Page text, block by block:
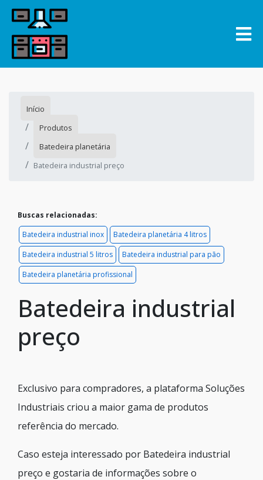
Início
Produtos
Batedeira planetária
Batedeira industrial preço
Buscas relacionadas:
Batedeira industrial inox
Batedeira planetária 4 litros
Batedeira industrial 5 litros
Batedeira industrial para pão
Batedeira planetária profissional
Batedeira industrial
preço
Exclusivo para compradores, a plataforma Soluções
Industriais criou a maior gama de produtos
referência do mercado.
Caso esteja interessado por Batedeira industrial
preço e gostaria de informações sobre o